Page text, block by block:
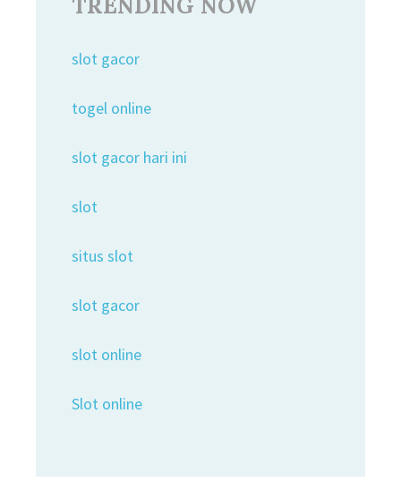
slot gacor
togel online
slot gacor hari ini
slot
situs slot
slot gacor
slot online
Slot online